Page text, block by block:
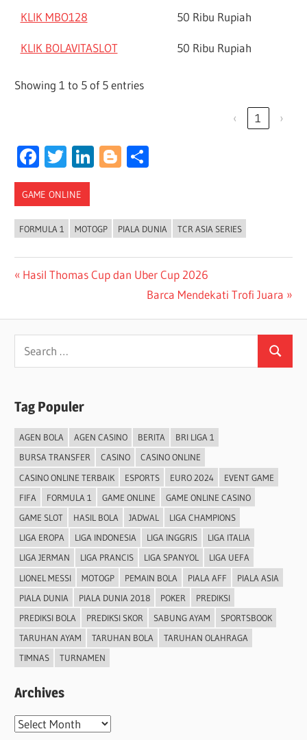
KLIK MBO128 50 Ribu Rupiah
KLIK BOLAVITASLOT 50 Ribu Rupiah
Showing 1 to 5 of 5 entries
‹ 1 ›
Facebook
Twitter
LinkedIn
Blogger
GAME ONLINE
FORMULA 1 MOTOGP PIALA DUNIA TCR ASIA SERIES
Post
Previous
Hasil Thomas Cup dan Uber Cup 2026
Next
Barca Mendekati Trofi Juara
Search
for:
Search
Tag Populer
AGEN BOLA AGEN CASINO BERITA
BRI LIGA 1
BURSA TRANSFER
CASINO
CASINO ONLINE
CASINO ONLINE TERBAIK
ESPORTS EURO 2024
EVENT GAME
FIFA
FORMULA 1 GAME ONLINE
GAME ONLINE CASINO
GAME SLOT
HASIL BOLA JADWAL
LIGA CHAMPIONS
LIGA EROPA
LIGA INDONESIA LIGA INGGRIS
LIGA ITALIA
LIGA JERMAN
LIGA PRANCIS LIGA SPANYOL
LIGA UEFA
LIONEL MESSI
MOTOGP PEMAIN BOLA PIALA AFF
PIALA ASIA
PIALA DUNIA
PIALA DUNIA 2018 POKER
PREDIKSI
PREDIKSI BOLA
PREDIKSI SKOR SABUNG AYAM
SPORTSBOOK
TARUHAN AYAM
TARUHAN BOLA
TARUHAN OLAHRAGA
TIMNAS
TURNAMEN
Archives
Archives